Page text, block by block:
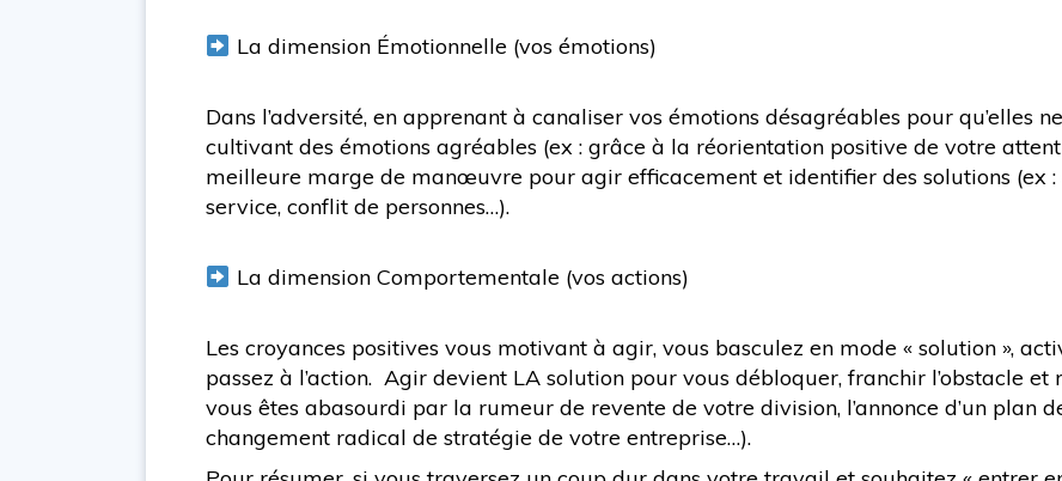
La dimension Émotionnelle (vos émotions)
Dans l’adversité, en apprenant à canaliser vos émotions désagréables pour qu’elles
cultivant des émotions agréables (ex : grâce à la réorientation positive de votre
meilleure marge de manœuvre pour agir efficacement et identifier des solutions (ex :
service, conflit de personnes…).
La dimension Comportementale (vos actions)
Les croyances positives vous motivant à agir, vous basculez en mode « solution »,
passez à l’action. Agir devient LA solution pour vous débloquer, franchir l’obstacle
vous êtes abasourdi par la rumeur de revente de votre division, l’annonce d’un plan
changement radical de stratégie de votre entreprise…).